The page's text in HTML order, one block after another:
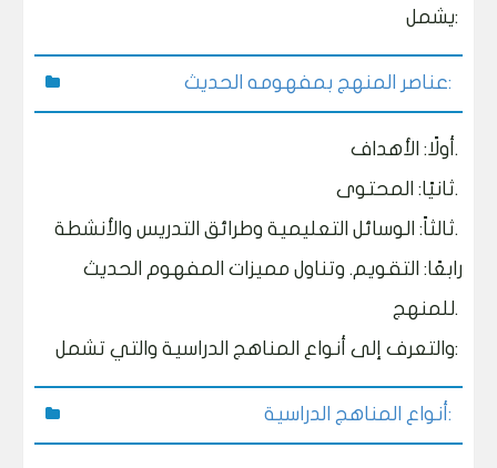
يشمل:
عناصر المنهج بمفهومه الحديث:
أولًا: الأهداف.
ثانيًا: المحتوى.
ثالثاً: الوسائل التعليمية وطرائق التدريس والأنشطة.
رابعًا: التقويم. وتناول مميزات المفهوم الحديث
للمنهج.
والتعرف إلى أنواع المناهج الدراسية والتي تشمل:
أنواع المناهج الدراسية: